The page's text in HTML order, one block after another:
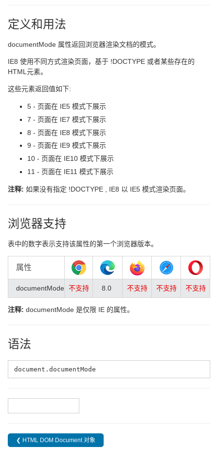
定义和用法
documentMode 属性返回浏览器渲染文档的模式。
IE8 使用不同方式渲染页面，基于 !DOCTYPE 或者某些存在的
HTML元素。
这些元素返回值如下:
5 - 页面在 IE5 模式下展示
7 - 页面在 IE7 模式下展示
8 - 页面在 IE8 模式下展示
9 - 页面在 IE9 模式下展示
10 - 页面在 IE10 模式下展示
11 - 页面在 IE11 模式下展示
注释: 如果没有指定 !DOCTYPE , IE8 以 IE5 模式渲染页面。
浏览器支持
表中的数字表示支持该属性的第一个浏览器版本。
属性
documentMode 不支持 8.0 不支持 不支持 不支持
注释: documentMode 是仅限 IE 的属性。
语法
document.documentMode
❮ HTML DOM Document 对象